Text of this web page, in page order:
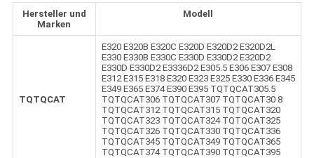
Hersteller und
Marken
Modell
TQTQCAT
E320 E320B E320C E320D E320D2 E320D2L
E330 E330B E330C E330D E330D2 E320D2
E330D E330D2 E3336D2 E305.5 E306 E307 E308
E312 E315 E318 E320 E323 E325 E330 E336 E345
E349 E365 E374 E390 E395 TQTQCAT305.5
TQTQCAT306 TQTQCAT307 TQTQCAT30 8
TQTQCAT312 TQTQCAT315 TQTQCAT320
TQTQCAT323 TQTQCAT324 TQTQCAT325
TQTQCAT326 TQTQCAT330 TQTQCAT336
TQTQCAT345 TQTQCAT349 TQTQCAT365
TQTQCAT374 TQTQCAT390 TQTQCAT395